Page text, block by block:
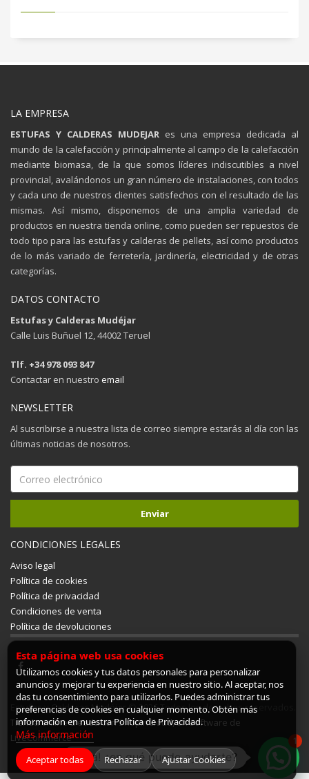
LA EMPRESA
ESTUFAS Y CALDERAS MUDEJAR es una empresa dedicada al
mundo de la calefacción y principalmente al campo de la calefacción
mediante biomasa, de la que somos líderes indiscutibles a nivel
provincial, avalándonos un gran número de instalaciones, con todos
y cada uno de nuestros clientes satisfechos con el resultado de las
mismas. Así mismo, disponemos de una amplia variedad de
productos en nuestra tienda online, como pueden ser repuestos de
todo tipo para las estufas y calderas de pellets, así como productos
de lo más variado de ferretería, jardinería, electricidad y de otras
categorías.
DATOS CONTACTO
Estufas y Calderas Mudéjar
Calle Luis Buñuel 12, 44002 Teruel
Tlf. +34 978 093 847
Contactar en nuestro email
NEWSLETTER
Al suscribirse a nuestra lista de correo siempre estarás al día con las
últimas noticias de nosotros.
CONDICIONES LEGALES
Aviso legal
Política de cookies
Política de privacidad
Condiciones de venta
Política de devoluciones
Estufas y Calderas Mudéjar © 2026 Todos los derechos reservados.
Tienda online creada con ShopinCloud, un software de
LiveCommerce
1
¡Hola! ¿en qué puedo ayudarte?
Esta página web usa cookies
Utilizamos cookies y tus datos personales para personalizar
anuncios y mejorar tu experiencia en nuestro sitio. Al aceptar, nos
das tu consentimiento para utilizarlos. Puedes administrar tus
preferencias de cookies en cualquier momento. Obtén más
información en nuestra Política de Privacidad.
Más información
Aceptar todas Rechazar Ajustar Cookies